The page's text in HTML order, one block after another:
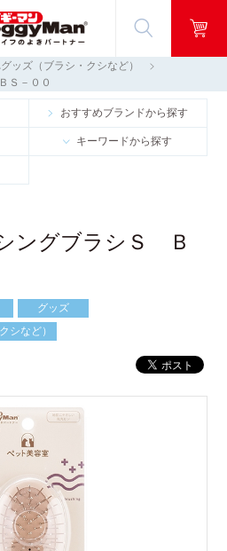
ッズ（ブラシ・クシなど）
Ｓ－００
おすすめブランドから探す
キーワードから探す
ングブラシＳ Ｂ
グッズ
シなど）